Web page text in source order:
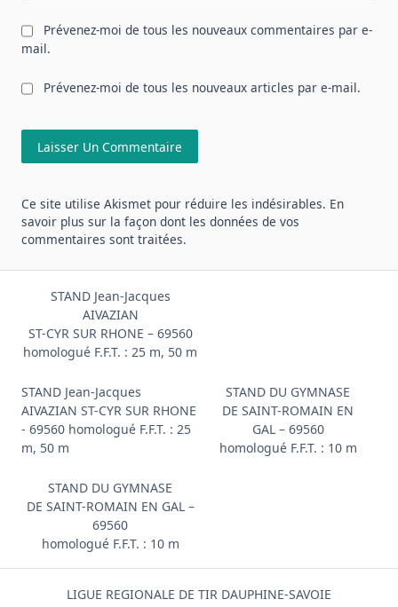
Prévenez-moi de tous les nouveaux commentaires par e-
mail.
Prévenez-moi de tous les nouveaux articles par e-mail.
Ce site utilise Akismet pour réduire les indésirables. En
savoir plus sur la façon dont les données de vos
commentaires sont traitées.
STAND Jean-Jacques
AIVAZIAN
ST-CYR SUR RHONE – 69560
homologué F.F.T. : 25 m, 50 m
STAND Jean-Jacques
AIVAZIAN ST-CYR SUR RHONE
- 69560 homologué F.F.T. : 25
m, 50 m
STAND DU GYMNASE
DE SAINT-ROMAIN EN GAL –
69560
homologué F.F.T. : 10 m
STAND DU GYMNASE
DE SAINT-ROMAIN EN
GAL – 69560
homologué F.F.T. : 10 m
LIGUE REGIONALE DE TIR DAUPHINE-SAVOIE